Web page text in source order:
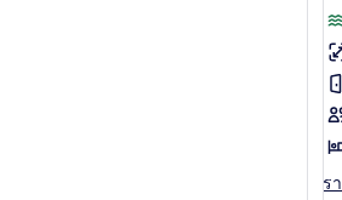
เ
คิง
ไ
เ
ข
ดี
ซ์,
ร
ร